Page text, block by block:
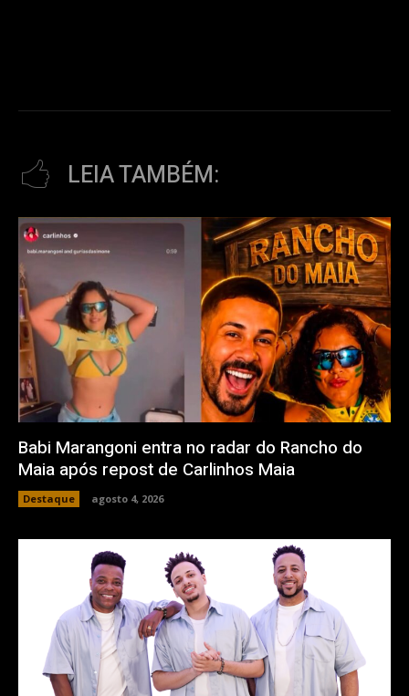
LEIA TAMBÉM:
Babi Marangoni entra no radar do Rancho do
Maia após repost de Carlinhos Maia
Destaque agosto 4, 2026